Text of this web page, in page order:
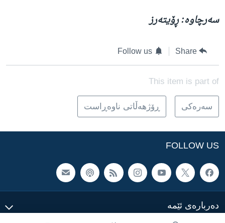
سەرچاوە: ڕۆیتەرز
Share
Follow us
This item is part of
سه‌ره‌کی ڕۆژهه‌ڵاتی ناوه‌ڕاست
FOLLOW US
ده‌رباره‌ی ئێمه‌